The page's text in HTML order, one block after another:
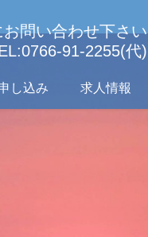
し込み 求人情報
問い合わせ下さい
91-2255(代)